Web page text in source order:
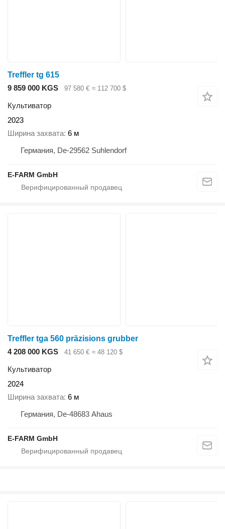
Treffler tg 615
9 859 000 KGS
97 580 € ≈ 112 700 $
Культиватор
2023
Ширина захвата 6 м
Германия, De-29562 Suhlendorf
E-FARM GmbH
Treffler tga 560 präzisions grubber
4 208 000 KGS
41 650 € ≈ 48 120 $
Культиватор
2024
Ширина захвата 6 м
Германия, De-48683 Ahaus
E-FARM GmbH